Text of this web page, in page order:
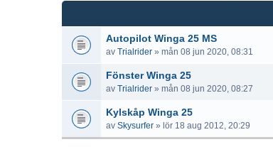
Autopilot Winga 25 MS
av Trialrider » mån 08 jun 2020, 08:31
Fönster Winga 25
av Trialrider » mån 08 jun 2020, 08:27
Kylskåp Winga 25
av Skysurfer » lör 18 aug 2012, 20:29